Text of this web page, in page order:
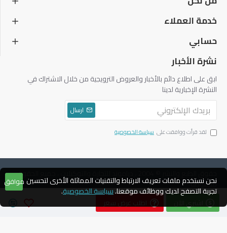
اطلب عرض سعر
خدمة العملاء
حسابي
نشرة الأخبار
ابق على اطلاع دائم بالأخبار والعروض الترويجية من خلال الاشتراك في
النشرة الإخبارية لدينا
ارسال
لقد قرأت ووافقت على سياسة الخصوصية
حقوق الطبع والنشر © 2004 ، دياموند للتجارة والتوكيلات ، جميع الحقوق
محفوظة
موافق نحن نستخدم ملفات تعريف الارتباط والتقنيات المماثلة الأخرى لتحسين
تجربة التصفح لديك ووظائف موقعنا.سياسة الخصوصية.